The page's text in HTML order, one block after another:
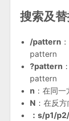
搜索及
/pattern
pattern
?pattern
pattern
n ：在同
N ：在反
：s/p1/